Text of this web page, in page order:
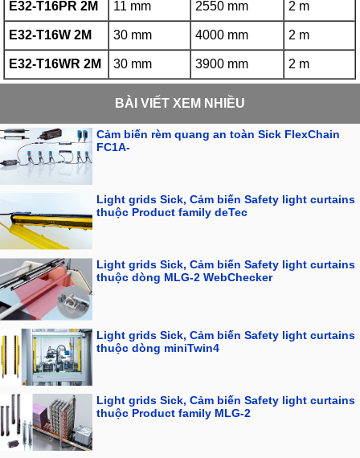
E32-T16PR 2M 11 mm 2550 mm 2 m
E32-T16W 2M 30 mm 4000 mm 2 m
E32-T16WR 2M 30 mm 3900 mm 2 m
BÀI VIẾT XEM NHIỀU
Cảm biến rèm quang an toàn Sick FlexChain
FC1A-
Light grids Sick, Cảm biến Safety light curtains
thuộc Product family deTec
Light grids Sick, Cảm biến Safety light curtains
thuộc dòng MLG-2 WebChecker
Light grids Sick, Cảm biến Safety light curtains
thuộc dòng miniTwin4
Light grids Sick, Cảm biến Safety light curtains
thuộc Product family MLG-2